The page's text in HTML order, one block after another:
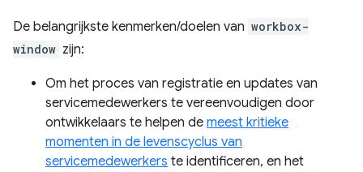
De belangrijkste kenmerken/doelen van workbox-
window zijn:
Om het proces van registratie en updates van
servicemedewerkers te vereenvoudigen door
ontwikkelaars te helpen de meest kritieke
momenten in de levenscyclus van
servicemedewerkers te identificeren, en het